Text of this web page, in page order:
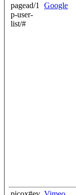
pagead/1
p-user-
list/#
Google